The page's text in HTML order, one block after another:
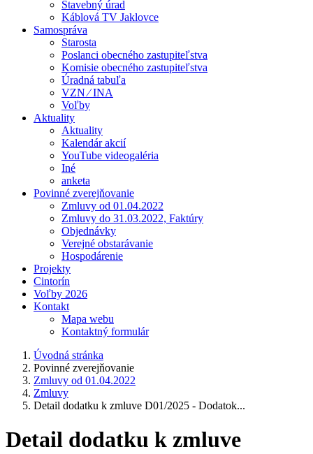
Stavebný úrad
Káblová TV Jaklovce
Samospráva
Starosta
Poslanci obecného zastupiteľstva
Komisie obecného zastupiteľstva
Úradná tabuľa
VZN ⁄ INA
Voľby
Aktuality
Aktuality
Kalendár akcií
YouTube videogaléria
Iné
anketa
Povinné zverejňovanie
Zmluvy od 01.04.2022
Zmluvy do 31.03.2022, Faktúry
Objednávky
Verejné obstarávanie
Hospodárenie
Projekty
Cintorín
Voľby 2026
Kontakt
Mapa webu
Kontaktný formulár
Úvodná stránka
Povinné zverejňovanie
Zmluvy od 01.04.2022
Zmluvy
Detail dodatku k zmluve D01/2025 - Dodatok...
Detail dodatku k zmluve